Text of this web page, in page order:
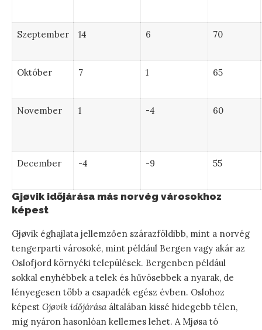
Szeptember 14 6 70
Október 7 1 65
November 1 -4 60
December -4 -9 55
Gjøvik időjárása más norvég városokhoz
képest
Gjøvik éghajlata jellemzően szárazföldibb, mint a norvég
tengerparti városoké, mint például Bergen vagy akár az
Oslofjord környéki települések. Bergenben például
sokkal enyhébbek a telek és hűvösebbek a nyarak, de
lényegesen több a csapadék egész évben. Oslohoz
képest Gjøvik időjárása általában kissé hidegebb télen,
míg nyáron hasonlóan kellemes lehet. A Mjøsa tó